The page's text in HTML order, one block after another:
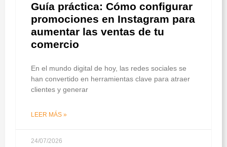
Guía práctica: Cómo configurar
promociones en Instagram para
aumentar las ventas de tu
comercio
En el mundo digital de hoy, las redes sociales se
han convertido en herramientas clave para atraer
clientes y generar
LEER MÁS »
24/07/2026